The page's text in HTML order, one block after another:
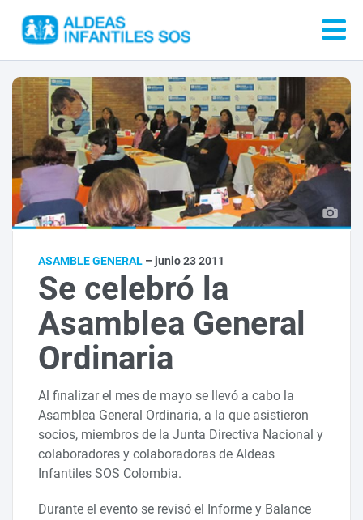
ASAMBLE GENERAL – junio 23 2011
Se celebró la
Asamblea General
Ordinaria
Al finalizar el mes de mayo se llevó a cabo la
Asamblea General Ordinaria, a la que asistieron
socios, miembros de la Junta Directiva Nacional y
colaboradores y colaboradoras de Aldeas
Infantiles SOS Colombia.
Durante el evento se revisó el Informe y Balance